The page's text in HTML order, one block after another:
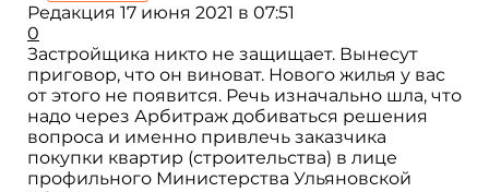
Редакция 17 июня 2021 в 07:51
0
Застройщика никто не защищает. Вынесут
приговор, что он виноват. Нового жилья у вас
от этого не появится. Речь изначально шла, что
надо через Арбитраж добиваться решения
вопроса и именно привлечь заказчика
покупки квартир (строительства) в лице
профильного Министерства Ульяновской